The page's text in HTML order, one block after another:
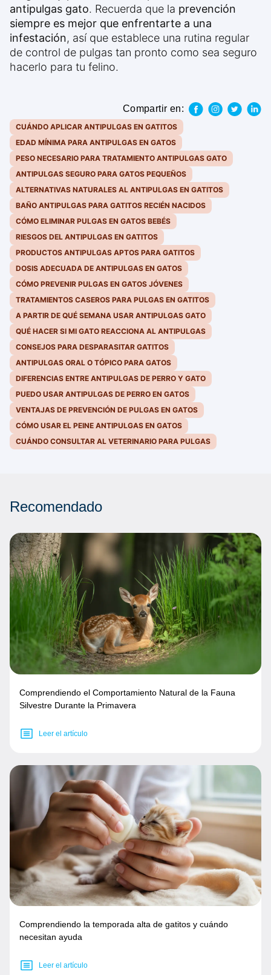
antipulgas gato. Recuerda que la prevención
siempre es mejor que enfrentarte a una
infestación, así que establece una rutina regular
de control de pulgas tan pronto como sea seguro
hacerlo para tu felino.
Compartir en:
CUÁNDO APLICAR ANTIPULGAS EN GATITOS
EDAD MÍNIMA PARA ANTIPULGAS EN GATOS
PESO NECESARIO PARA TRATAMIENTO ANTIPULGAS GATO
ANTIPULGAS SEGURO PARA GATOS PEQUEÑOS
ALTERNATIVAS NATURALES AL ANTIPULGAS EN GATITOS
BAÑO ANTIPULGAS PARA GATITOS RECIÉN NACIDOS
CÓMO ELIMINAR PULGAS EN GATOS BEBÉS
RIESGOS DEL ANTIPULGAS EN GATITOS
PRODUCTOS ANTIPULGAS APTOS PARA GATITOS
DOSIS ADECUADA DE ANTIPULGAS EN GATOS
CÓMO PREVENIR PULGAS EN GATOS JÓVENES
TRATAMIENTOS CASEROS PARA PULGAS EN GATITOS
A PARTIR DE QUÉ SEMANA USAR ANTIPULGAS GATO
QUÉ HACER SI MI GATO REACCIONA AL ANTIPULGAS
CONSEJOS PARA DESPARASITAR GATITOS
ANTIPULGAS ORAL O TÓPICO PARA GATOS
DIFERENCIAS ENTRE ANTIPULGAS DE PERRO Y GATO
PUEDO USAR ANTIPULGAS DE PERRO EN GATOS
VENTAJAS DE PREVENCIÓN DE PULGAS EN GATOS
CÓMO USAR EL PEINE ANTIPULGAS EN GATOS
CUÁNDO CONSULTAR AL VETERINARIO PARA PULGAS
Recomendado
Comprendiendo el Comportamiento Natural de la Fauna
Silvestre Durante la Primavera
Leer el artículo
Comprendiendo la temporada alta de gatitos y cuándo
necesitan ayuda
Leer el artículo